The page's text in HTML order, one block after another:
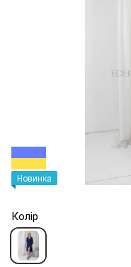
Новинка
Колір